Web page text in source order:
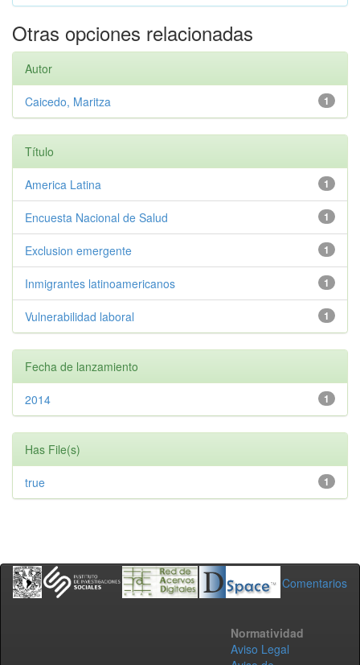
Otras opciones relacionadas
Autor
1
Caicedo, Maritza
Título
1
America Latina
1
Encuesta Nacional de Salud
1
Exclusion emergente
1
Inmigrantes latinoamericanos
1
Vulnerabilidad laboral
Fecha de lanzamiento
1
2014
Has File(s)
1
true
Comentarios
Normatividad
Aviso Legal